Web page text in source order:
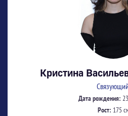
Кристина
Дата рождения:
Рост: 175